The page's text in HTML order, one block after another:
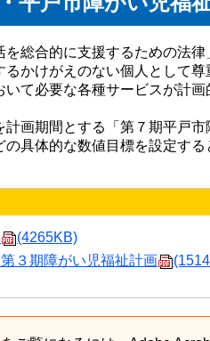
総合的に支援するための法
かけがえのない個人として
て必要な各種サービスが計
画期間とする「第７期平戸
具体的な数値目標を設定す
(4265KB)
３期障がい児福祉計画